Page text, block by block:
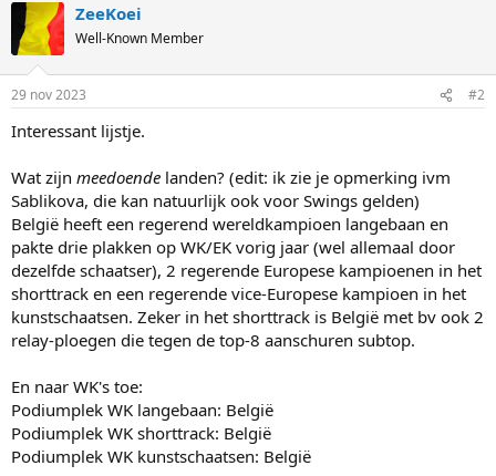
t
i
s
ZeeKoei
Well-Known Member
29 nov 2023 #2
Interessant lijstje.
Wat zijn meedoende landen? (edit: ik zie je opmerking ivm
Sablikova, die kan natuurlijk ook voor Swings gelden)
België heeft een regerend wereldkampioen langebaan en
pakte drie plakken op WK/EK vorig jaar (wel allemaal door
dezelfde schaatser), 2 regerende Europese kampioenen in het
shorttrack en een regerende vice-Europese kampioen in het
kunstschaatsen. Zeker in het shorttrack is België met bv ook 2
relay-ploegen die tegen de top-8 aanschuren subtop.
En naar WK's toe:
Podiumplek WK langebaan: België
Podiumplek WK shorttrack: België
Podiumplek WK kunstschaatsen: België